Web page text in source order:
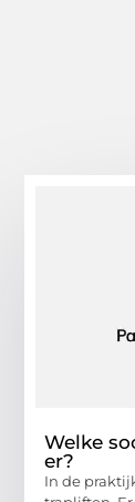
Welke
er?
In de